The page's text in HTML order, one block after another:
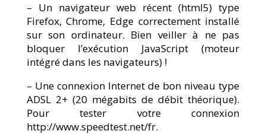
– Un navigateur web récent (html5) type
Firefox, Chrome, Edge correctement installé
sur son ordinateur. Bien veiller à ne pas
bloquer l’exécution JavaScript (moteur
intégré dans les navigateurs) !
– Une connexion Internet de bon niveau type
ADSL 2+ (20 mégabits de débit théorique).
Pour tester votre connexion
http://www.speedtest.net/fr.